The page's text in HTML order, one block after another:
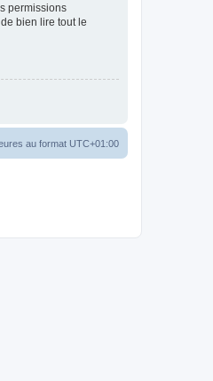
permissions
bien lire tout le
au format UTC+01:00